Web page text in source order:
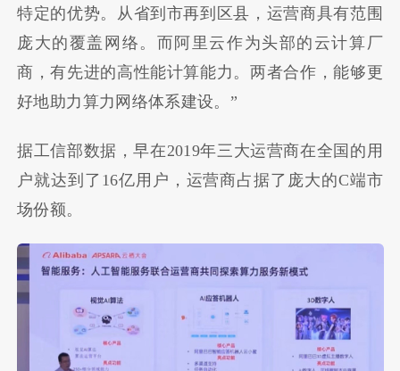
特定的优势。从省到市再到区县，运营商具有范围
庞大的覆盖网络。而阿里云作为头部的云计算厂
商，有先进的高性能计算能力。两者合作，能够更
好地助力算力网络体系建设。”
据工信部数据，早在2019年三大运营商在全国的用
户就达到了16亿用户，运营商占据了庞大的C端市
场份额。